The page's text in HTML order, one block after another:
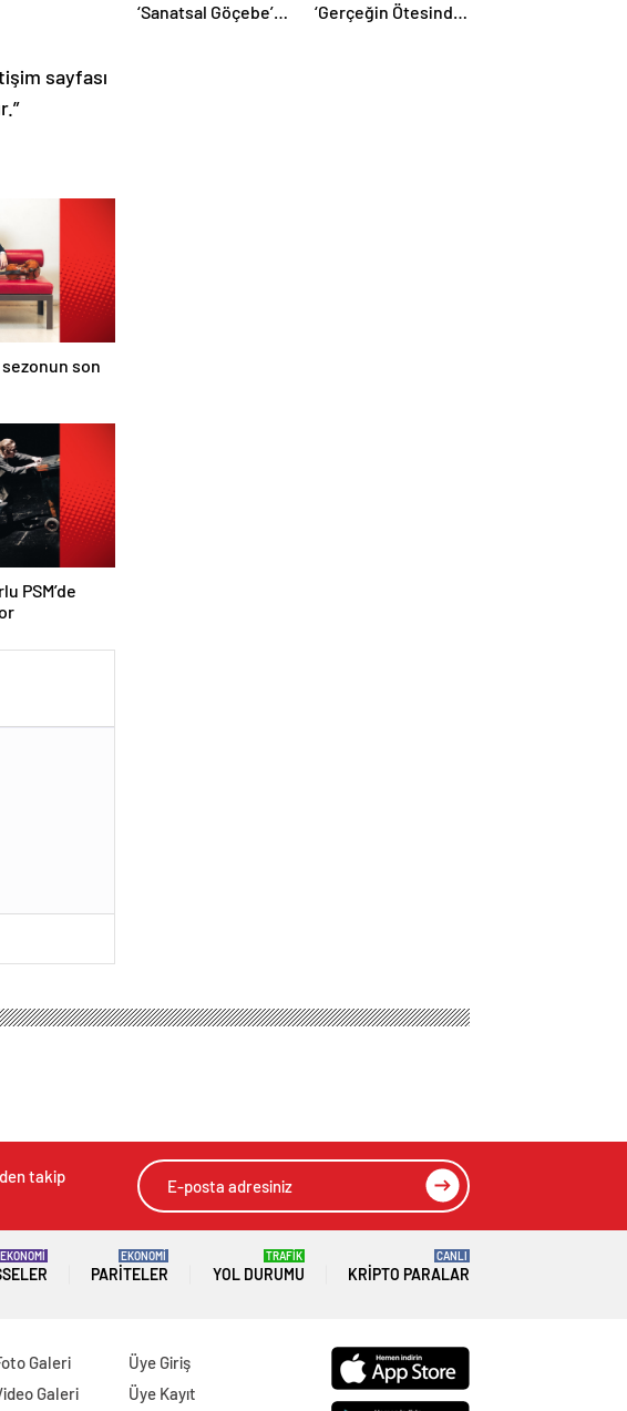
sayfası
son
PSM’de
‘Sanatsal Göçebe’
‘Gerçeğin Ötesinde,
takip
EKONOMİ
PARITELER
EKONOMİ
YOL DURUMU
TRAFİK
KRIPTO PARALAR
CANLI
Galeri
Galeri
Üye Giriş
Üye Kayıt